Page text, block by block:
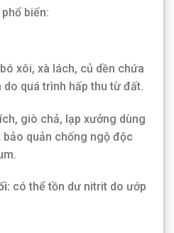
biến:
xôi, xà lách, củ dền chứa
quá trình hấp thu từ đất.
giò chả, lạp xưởng dùng
quản chống ngộ độc
có thể tồn dư nitrit do ướp